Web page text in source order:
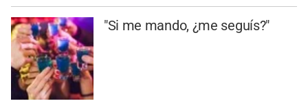
"Si me mando, ¿me seguís?"